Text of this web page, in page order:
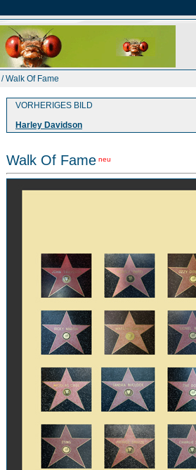
/ Walk Of Fame
VORHERIGES BILD
Harley Davidson
Walk Of Fame neu